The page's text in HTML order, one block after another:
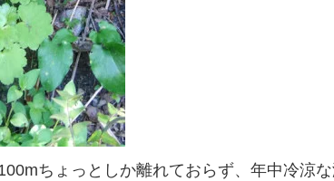
ちょっとしか離れておらず、年中冷涼な